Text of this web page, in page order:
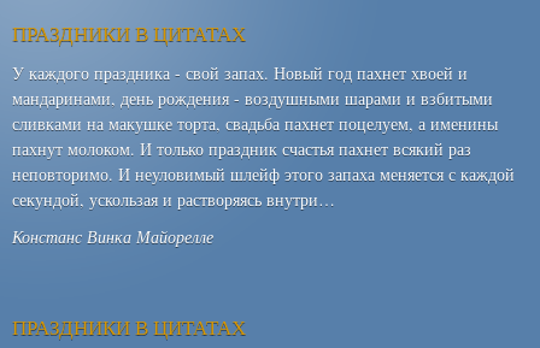
ПРАЗДНИКИ В ЦИТАТАХ
У каждого праздника - свой запах. Новый год пахнет хвоей и
мандаринами, день рождения - воздушными шарами и взбитыми
сливками на макушке торта, свадьба пахнет поцелуем, а именины
пахнут молоком. И только праздник счастья пахнет всякий раз
неповторимо. И неуловимый шлейф этого запаха меняется с каждой
секундой, ускользая и растворяясь внутри…
Констанс Винка Майорелле
ПРАЗДНИКИ В ЦИТАТАХ